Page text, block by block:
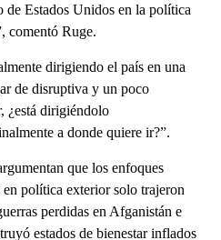
de Estados Unidos en la política
comentó Ruge.
dirigiendo el país en una
de disruptiva y un poco
¿está dirigiéndolo
a donde quiere ir?”.
que los enfoques
en política exterior solo trajeron
perdidas en Afganistán e
estados de bienestar inflados